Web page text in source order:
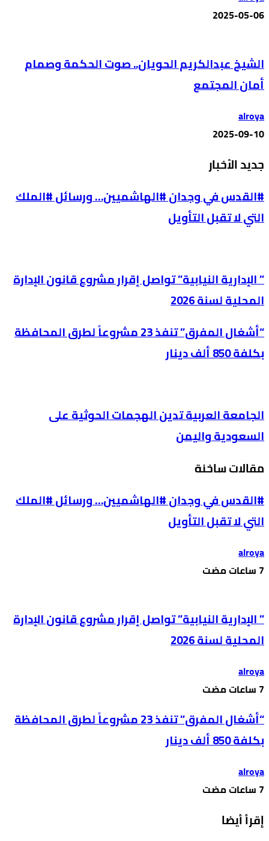
2025-05-06
الشيخ عبدالكريم الحويان.. صوت الحكمة وصمام
أمان المجتمع
alroya
2025-09-10
جديد الأخبار
#القدس في وجدان #الهاشميين… ورسائل #الملك
التي لا تقبل التأويل
” الإدارية النيابية” تواصل إقرار مشروع قانون الإدارة
المحلية لسنة 2026
“أشغال المفرق” تنفذ 23 مشروعاً لطرق المحافظة
بكلفة 850 ألف دينار
الجامعة العربية تدين الهجمات الحوثية على
السعودية واليمن
مقالات ساخنة
#القدس في وجدان #الهاشميين… ورسائل #الملك
التي لا تقبل التأويل
alroya
” الإدارية النيابية” تواصل إقرار مشروع قانون الإدارة
المحلية لسنة 2026
alroya
“أشغال المفرق” تنفذ 23 مشروعاً لطرق المحافظة
بكلفة 850 ألف دينار
alroya
إقرأ أيضا